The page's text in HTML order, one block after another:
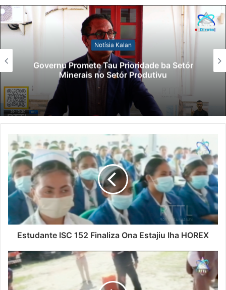
Notísia Kalan
Governu Promete Tau Prioridade ba Setór
Minerais no Setór Produtivu
Estudante ISC 152 Finaliza Ona Estajiu Iha HOREX